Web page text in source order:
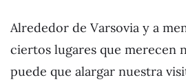
Alrededor de Varsovia y a
ciertos lugares que merecen
puede que alargar nuestra